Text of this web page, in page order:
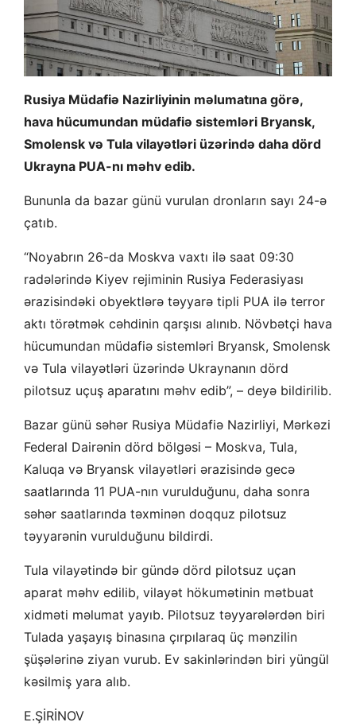
Rusiya Müdafiə Nazirliyinin məlumatına görə,
hava hücumundan müdafiə sistemləri Bryansk,
Smolensk və Tula vilayətləri üzərində daha dörd
Ukrayna PUA-nı məhv edib.
Bununla da bazar günü vurulan dronların sayı 24-ə
çatıb.
“Noyabrın 26-da Moskva vaxtı ilə saat 09:30
radələrində Kiyev rejiminin Rusiya Federasiyası
ərazisindəki obyektlərə təyyarə tipli PUA ilə terror
aktı törətmək cəhdinin qarşısı alınıb. Növbətçi hava
hücumundan müdafiə sistemləri Bryansk, Smolensk
və Tula vilayətləri üzərində Ukraynanın dörd
pilotsuz uçuş aparatını məhv edib”, – deyə bildirilib.
Bazar günü səhər Rusiya Müdafiə Nazirliyi, Mərkəzi
Federal Dairənin dörd bölgəsi – Moskva, Tula,
Kaluqa və Bryansk vilayətləri ərazisində gecə
saatlarında 11 PUA-nın vurulduğunu, daha sonra
səhər saatlarında təxminən doqquz pilotsuz
təyyarənin vurulduğunu bildirdi.
Tula vilayətində bir gündə dörd pilotsuz uçan
aparat məhv edilib, vilayət hökumətinin mətbuat
xidməti məlumat yayıb. Pilotsuz təyyarələrdən biri
Tulada yaşayış binasına çırpılaraq üç mənzilin
şüşələrinə ziyan vurub. Ev sakinlərindən biri yüngül
kəsilmiş yara alıb.
E.ŞİRİNOV